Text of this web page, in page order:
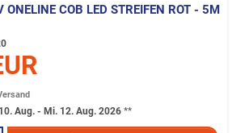
COB LED STREIFEN ROT - 5M
Aug. - Mi. 12. Aug. 2026 **